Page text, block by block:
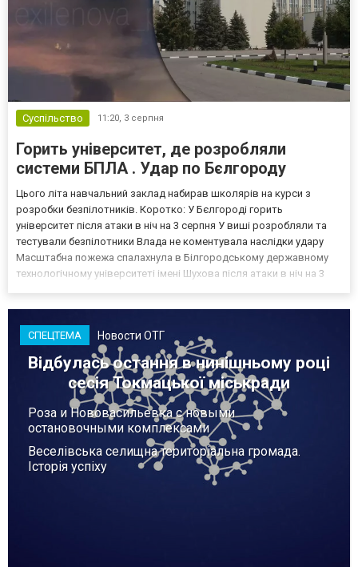
Суспільство 11:20, 3 серпня
Горить університет, де розробляли
системи БПЛА . Удар по Бєлгороду
Цього літа навчальний заклад набирав школярів на курси з
розробки безпілотників. Коротко: У Бєлгороді горить
університет після атаки в ніч на 3 серпня У виші розробляли та
тестували безпілотники Влада не коментувала наслідки удару
Масштабна пожежа спалахнула в Білгородському державному
технологічному університеті імені Шухова після атаки в ніч на 3
СПЕЦТЕМА Новости ОТГ
Відбулась остання в нинішньому році
сесія Токмацької міськради
Роза и Нововасильевка с новыми
остановочными комплексами
Веселівська селищна територіальна громада.
Історія успіху